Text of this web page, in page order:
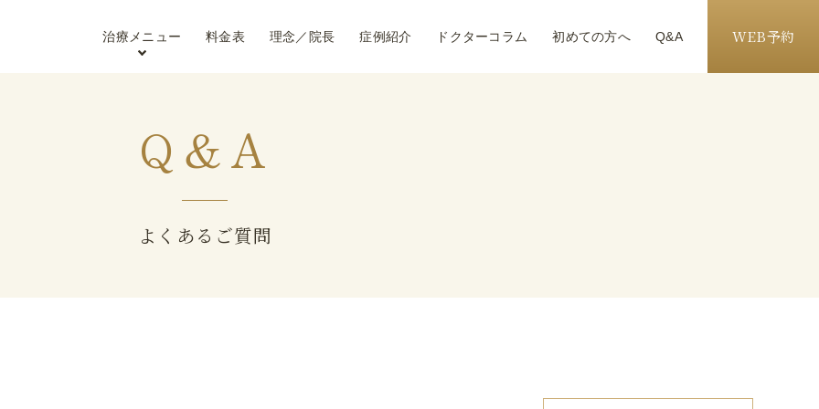
治療メニュー 料金表 理念／院長 症例紹介 ドクターコラム 初めての方へ Q&A WEB予約
Q＆A
よくあるご質問